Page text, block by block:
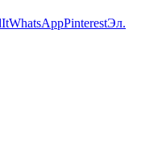
WhatsAppPinterestЭл.